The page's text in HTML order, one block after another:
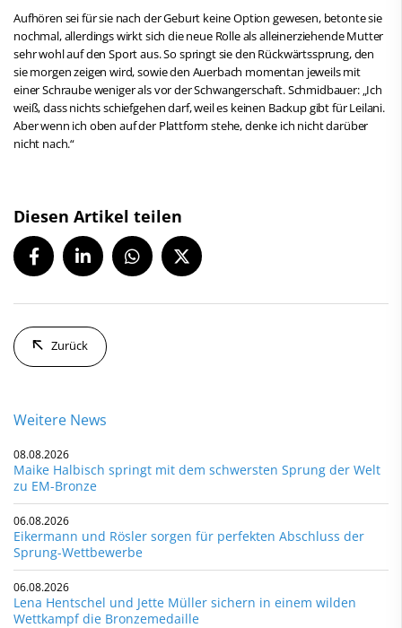
Aufhören sei für sie nach der Geburt keine Option gewesen, betonte sie
nochmal, allerdings wirkt sich die neue Rolle als alleinerziehende Mutter
sehr wohl auf den Sport aus. So springt sie den Rückwärtssprung, den
sie morgen zeigen wird, sowie den Auerbach momentan jeweils mit
einer Schraube weniger als vor der Schwangerschaft. Schmidbauer: „Ich
weiß, dass nichts schiefgehen darf, weil es keinen Backup gibt für Leilani.
Aber wenn ich oben auf der Plattform stehe, denke ich nicht darüber
nicht nach.“
Diesen Artikel teilen
Zurück
Weitere News
08.08.2026
Maike Halbisch springt mit dem schwersten Sprung der Welt
zu EM-Bronze
06.08.2026
Eikermann und Rösler sorgen für perfekten Abschluss der
Sprung-Wettbewerbe
06.08.2026
Lena Hentschel und Jette Müller sichern in einem wilden
Wettkampf die Bronzemedaille